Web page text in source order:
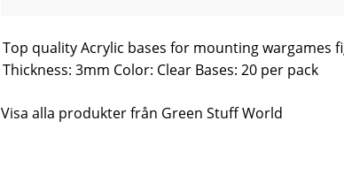
Top quality Acrylic bases for mounting wargames
Thickness: 3mm Color: Clear Bases: 20 per pack
Visa alla produkter från Green Stuff World